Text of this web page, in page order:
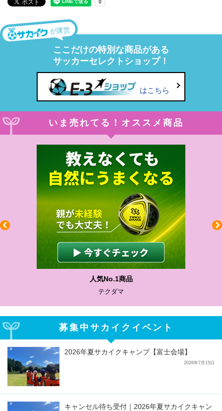
が運営
ここだけの特別な商品がある
サッカーセレクトショップ！
はこちら
いま売れてる！オススメ商品
わかりやすい質問に沿って書ける
サカイクサッカーノート
募集中サカイクイベント
2026年夏サカイクキャンプ【富士会場】
2026年7月15日
キャンセル待ち受付｜2026年夏サカイクキャン